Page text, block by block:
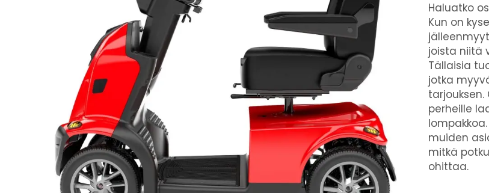
Haluatko
Kun on
joista niitä
Tällaisia
jotka
perheille
muiden
mitkä
ohittaa.